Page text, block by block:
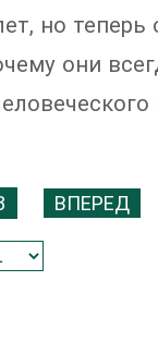
но
они
ВПЕРЕД